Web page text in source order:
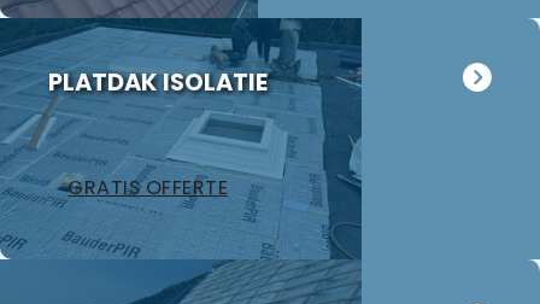
PLATDAK ISOLATIE
GRATIS OFFERTE